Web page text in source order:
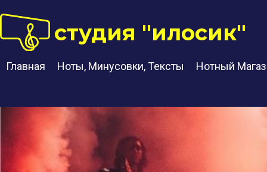
Главная Ноты, Минусовки, Тексты Нотный
студия "илосик"